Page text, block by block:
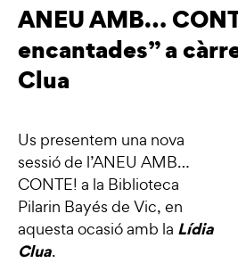
ANEU AMB…
encantades” a
Clua
Us presentem una nova
sessió de l’ANEU AMB…
CONTE! a la Biblioteca
Pilarin Bayés de Vic, en
aquesta ocasió amb la Lídia
Clua.